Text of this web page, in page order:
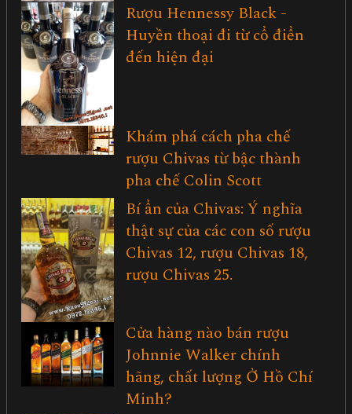
Rượu Hennessy Black -
Huyền thoại đi từ cổ điển
đến hiện đại
Khám phá cách pha chế
rượu Chivas từ bậc thành
pha chế Colin Scott
Bí ẩn của Chivas: Ý nghĩa
thật sự của các con số rượu
Chivas 12, rượu Chivas 18,
rượu Chivas 25.
Cửa hàng nào bán rượu
Johnnie Walker chính
hãng, chất lượng Ở Hồ Chí
Minh?